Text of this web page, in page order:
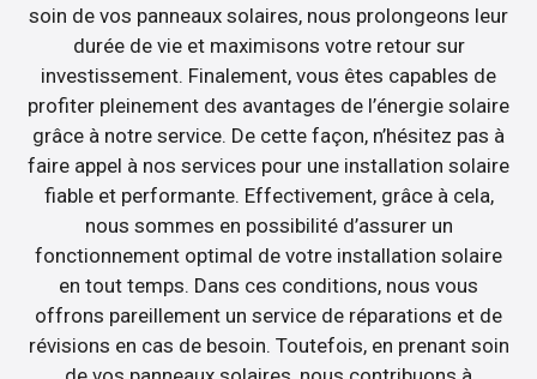
soin de vos panneaux solaires, nous prolongeons leur
durée de vie et maximisons votre retour sur
investissement. Finalement, vous êtes capables de
profiter pleinement des avantages de l’énergie solaire
grâce à notre service. De cette façon, n’hésitez pas à
faire appel à nos services pour une installation solaire
fiable et performante. Effectivement, grâce à cela,
nous sommes en possibilité d’assurer un
fonctionnement optimal de votre installation solaire
en tout temps. Dans ces conditions, nous vous
offrons pareillement un service de réparations et de
révisions en cas de besoin. Toutefois, en prenant soin